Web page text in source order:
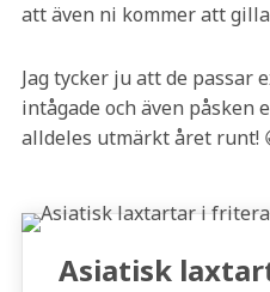
att även ni kommer att gilla
Jag tycker ju att de passar
intågade och även påsken
alldeles utmärkt året runt!
Asiatisk